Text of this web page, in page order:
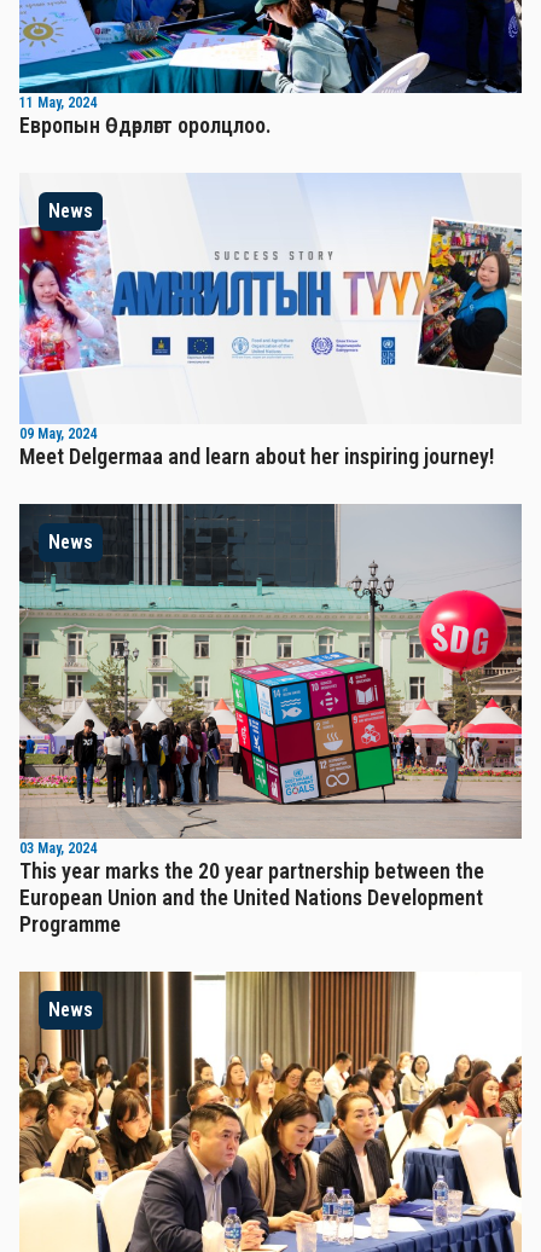
11 May, 2024
Европын Өдөрлөгт оролцлоо.
News
09 May, 2024
Meet Delgermaa and learn about her inspiring journey!
News
03 May, 2024
This year marks the 20 year partnership between the
European Union and the United Nations Development
Programme
News